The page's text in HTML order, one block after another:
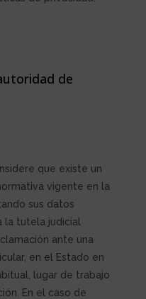
de
que existe un
vigente en la
sus datos
la tutela judicial
ante una
en el Estado en
lugar de trabajo
En el caso de